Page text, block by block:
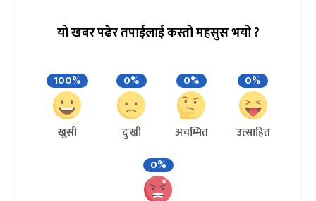
यो खबर पढेर तपाईलाई कस्तो महसुस भयो ?
100%
खुसी
0%
दुःखी
0%
अचम्मित
0%
उत्साहित
0%